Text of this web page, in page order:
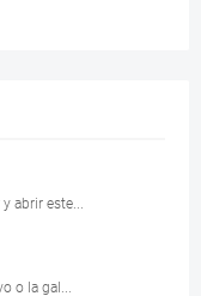
abrir este...
o la gal...